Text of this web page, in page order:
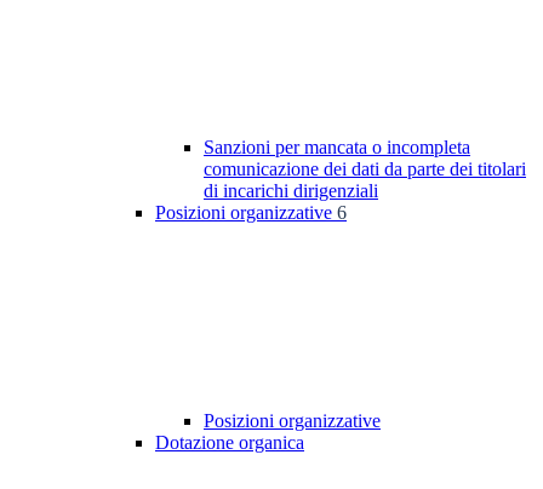
Sanzioni per mancata o incompleta
comunicazione dei dati da parte dei titolari
di incarichi dirigenziali
Posizioni organizzative 6
Posizioni organizzative
Dotazione organica